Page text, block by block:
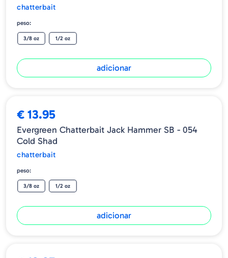
chatterbait
peso:
3/8 oz 1/2 oz
adicionar
€ 13.95
Evergreen Chatterbait Jack Hammer SB - 054
Cold Shad
chatterbait
peso:
3/8 oz 1/2 oz
adicionar